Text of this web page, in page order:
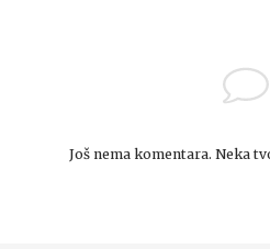
Još nema komentara. Neka